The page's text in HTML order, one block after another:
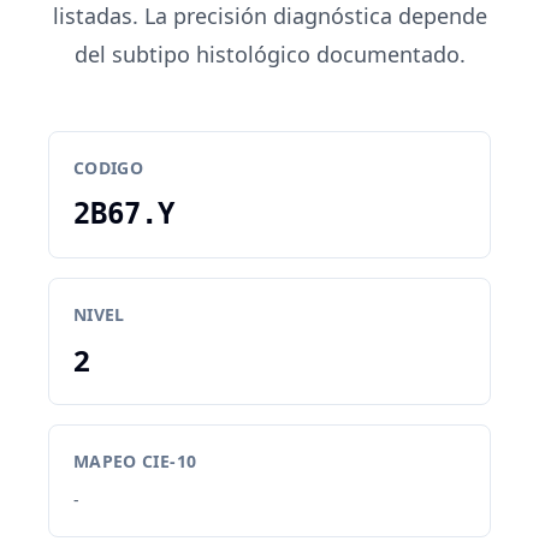
listadas. La precisión diagnóstica depende
del subtipo histológico documentado.
CODIGO
2B67.Y
NIVEL
2
MAPEO CIE-10
-